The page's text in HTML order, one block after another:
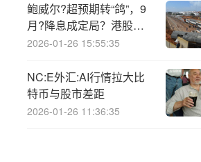
鲍威尔?超预期转“鸽”，9
月?降息成定局？港股互
联网ETF（513770）开
前领涨
2026-01-26 15:55:35
NC:E外汇:AI行情拉大比
特币与股市差距
2026-01-26 11:36:35